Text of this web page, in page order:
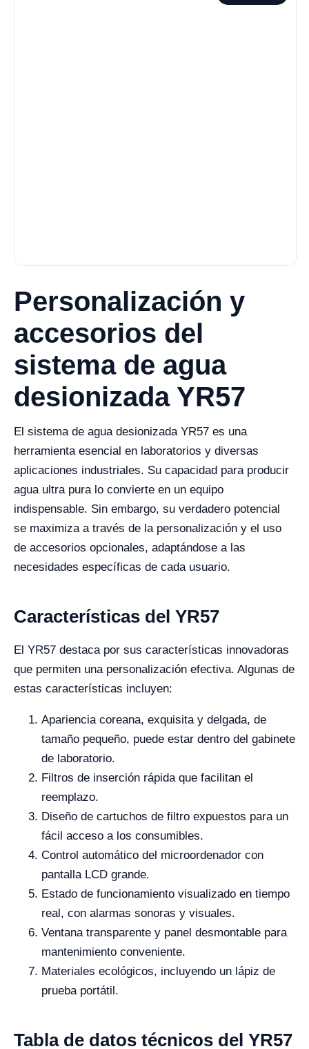
Personalización y
accesorios del
sistema de agua
desionizada YR57
El sistema de agua desionizada YR57 es una
herramienta esencial en laboratorios y diversas
aplicaciones industriales. Su capacidad para producir
agua ultra pura lo convierte en un equipo
indispensable. Sin embargo, su verdadero potencial
se maximiza a través de la personalización y el uso
de accesorios opcionales, adaptándose a las
necesidades específicas de cada usuario.
Características del YR57
El YR57 destaca por sus características innovadoras
que permiten una personalización efectiva. Algunas de
estas características incluyen:
Apariencia coreana, exquisita y delgada, de
tamaño pequeño, puede estar dentro del gabinete
de laboratorio.
Filtros de inserción rápida que facilitan el
reemplazo.
Diseño de cartuchos de filtro expuestos para un
fácil acceso a los consumibles.
Control automático del microordenador con
pantalla LCD grande.
Estado de funcionamiento visualizado en tiempo
real, con alarmas sonoras y visuales.
Ventana transparente y panel desmontable para
mantenimiento conveniente.
Materiales ecológicos, incluyendo un lápiz de
prueba portátil.
Tabla de datos técnicos del YR57